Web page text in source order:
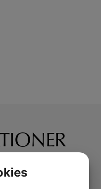
Km. kørt